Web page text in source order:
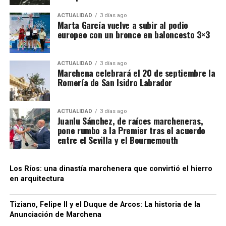
Torrigiano y el Duque de Arcos
librarse en las calles
Donde la memoria de Rodrigo Ponce de León
alcanza una intensidad excepcional es en Zahara de
la Sierra. Cada otoño, en octubre, sus vecinos
representan la toma castellana de la villa, ocurrida
en 1483.
La recreación incluye campamentos nazaríes y
cristianos, desfiles, intercambios de alimentos,
escaramuzas, caballos, escaladores y la capitulación
de los defensores. Rodrigo no aparece aquí como un
personaje secundario del séquito real, sino como el
capitán que encabeza la conquista.
Pero el gran evento para el sur de la Península
llegará justo un año después. El 2 de agosto de 2027,
Andalucía será atravesada por un nuevo eclipse
total. «Este sí será visible al 100% en el sur, y además
ACTUALIDAD 3 días ago
Marta García vuelve a subir al podio
europeo con un bronce en baloncesto 3×3
ACTUALIDAD 3 días ago
Marchena celebrará el 20 de septiembre la
Romería de San Isidro Labrador
ACTUALIDAD 3 días ago
Juanlu Sánchez, de raíces marcheneras,
pone rumbo a la Premier tras el acuerdo
entre el Sevilla y el Bournemouth
Los Ríos: una dinastía marchenera que convirtió el hierro
en arquitectura
Tiziano, Felipe II y el Duque de Arcos: La historia de la
Anunciación de Marchena